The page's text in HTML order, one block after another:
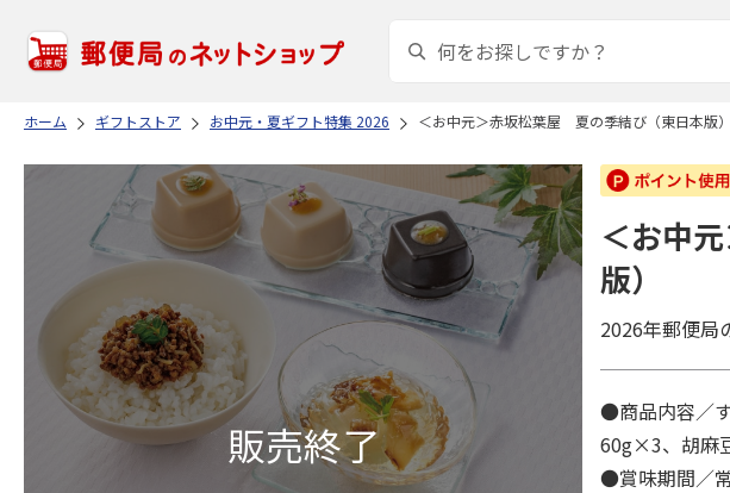
ホーム ギフトストア お中元・夏ギフト特集 2026 ＜お中元＞赤坂松葉屋 夏の季結び（東日本版）
＜お中
版）
2026年郵便
●商品内容／
60g×3、胡麻
●賞味期間／